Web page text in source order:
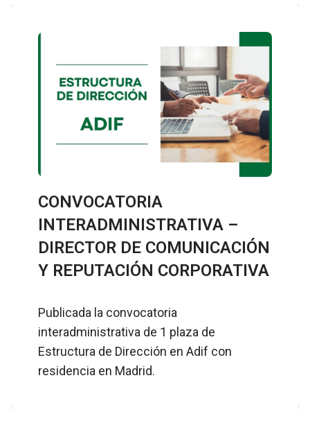
CONVOCATORIA
INTERADMINISTRATIVA –
DIRECTOR DE COMUNICACIÓN
Y REPUTACIÓN CORPORATIVA
Publicada la convocatoria
interadministrativa de 1 plaza de
Estructura de Dirección en Adif con
residencia en Madrid.